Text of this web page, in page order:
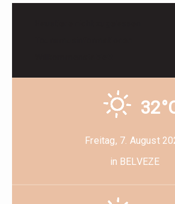
Freitag, 7. August
in BELVEZE